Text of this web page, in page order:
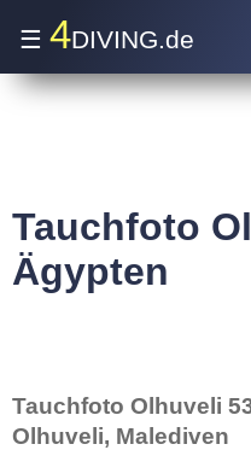
☰ 4DIVING.de
Tauchfoto
Ägypten
Tauchfoto Olhuveli
Olhuveli, Malediven